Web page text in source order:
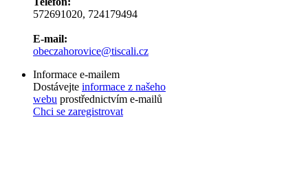
572691020, 724179494
E-mail:
obeczahorovice@tiscali.cz
Informace e-mailem
Dostávejte informace z našeho
webu prostřednictvím e-mailů
Chci se zaregistrovat